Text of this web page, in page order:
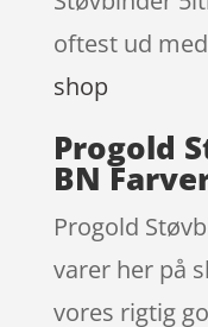
oftest ud
shop
Progold
BN
Progold
varer her på
vores rigtig